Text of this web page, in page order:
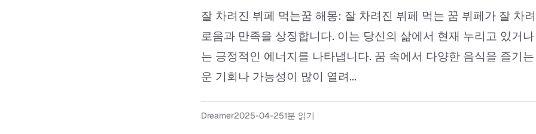
잘 차려진 뷔페 먹는꿈 해몽: 잘 차려진 뷔페 먹는 꿈 뷔페가 잘 차
로움과 만족을 상징합니다. 이는 당신의 삶에서 현재 누리고 있거
는 긍정적인 에너지를 나타냅니다. 꿈 속에서 다양한 음식을 즐기
운 기회나 가능성이 많이 열려...
Dreamer2025-04-251분 읽기